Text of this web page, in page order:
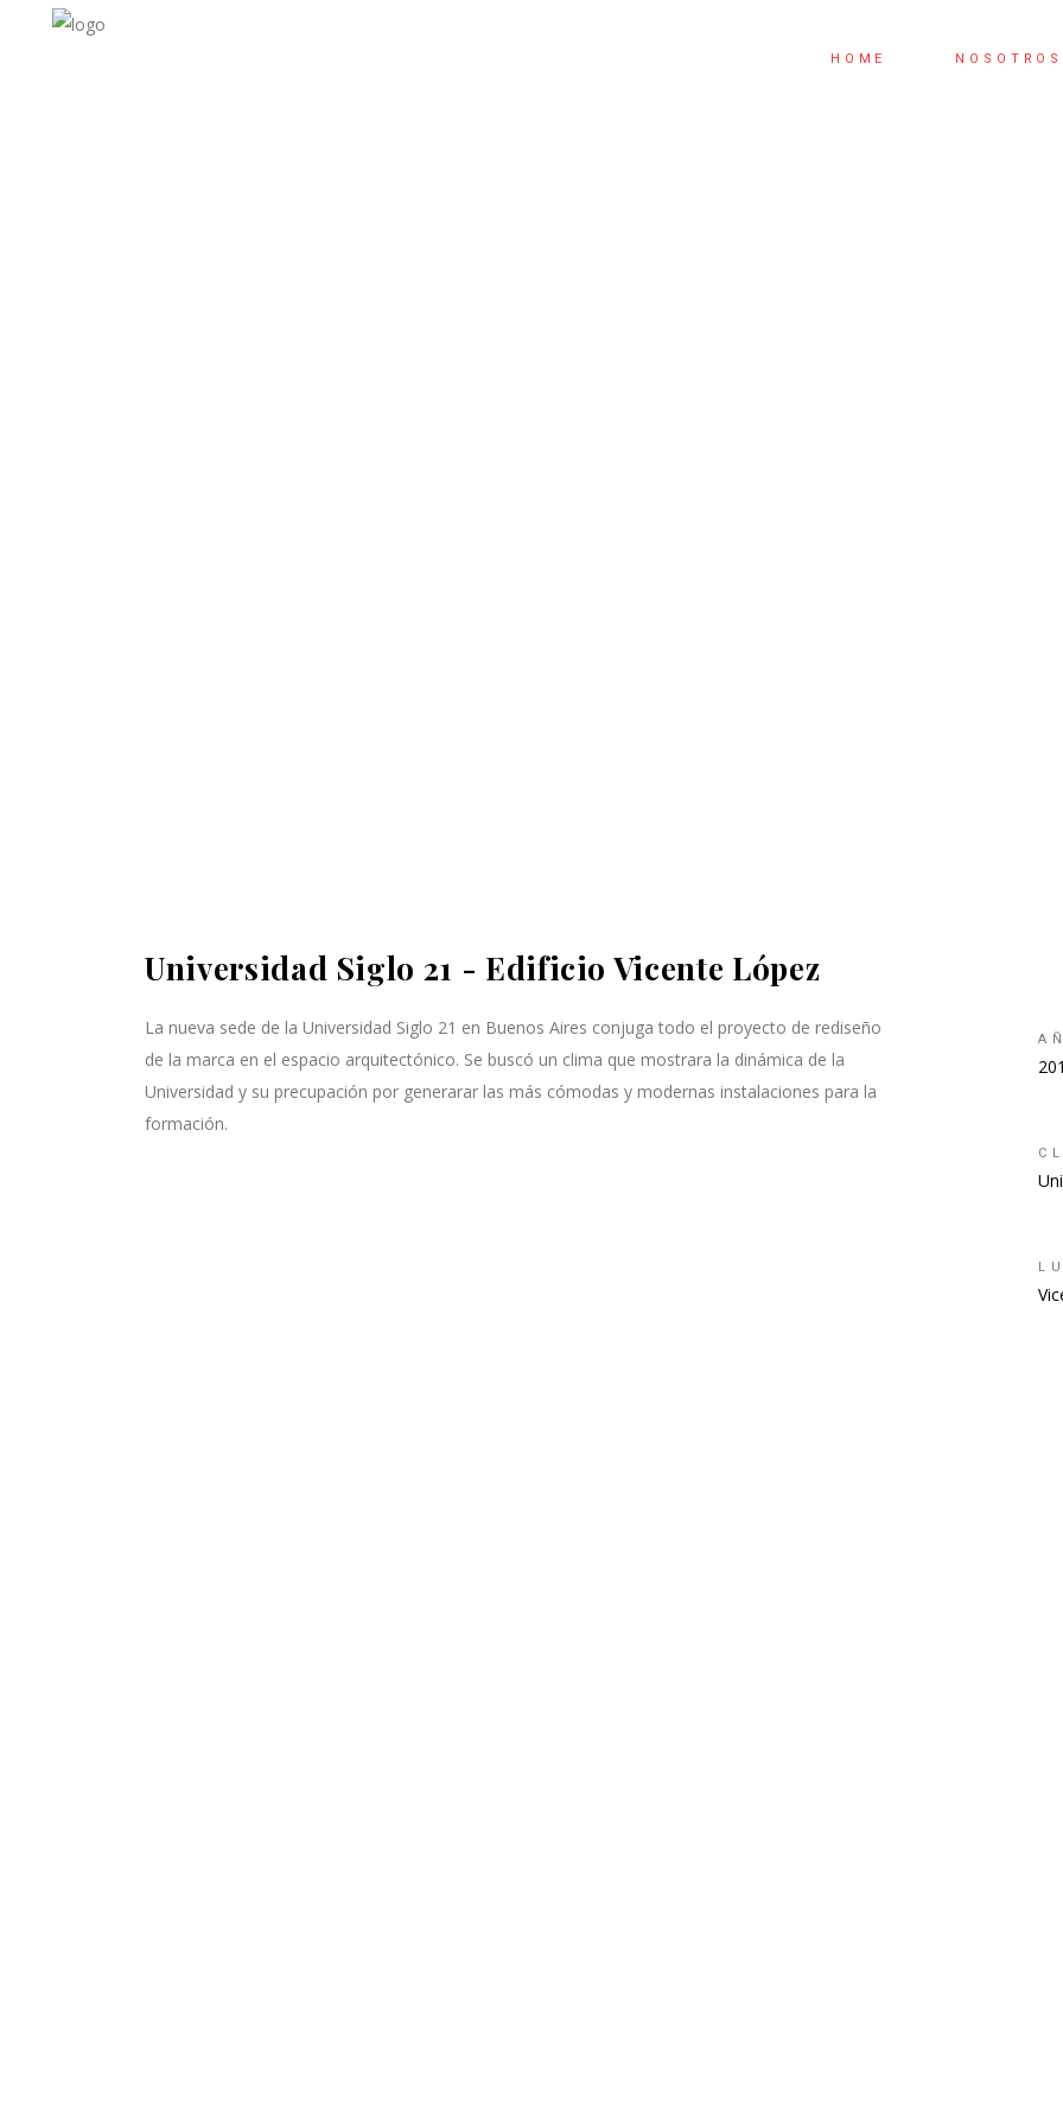
HOME NOSOTROS
Universidad Siglo 21 - Edificio Vicente López
La nueva sede de la Universidad Siglo 21 en Buenos Aires conjuga todo el proyecto de rediseño
de la marca en el espacio arquitectónico. Se buscó un clima que mostrara la dinámica de la
Universidad y su precupación por generarar las más cómodas y modernas instalaciones para la
formación.